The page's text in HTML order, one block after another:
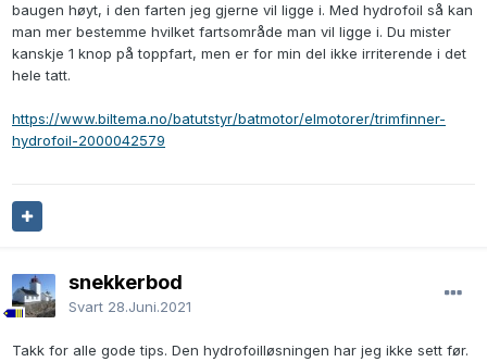
baugen høyt, i den farten jeg gjerne vil ligge i. Med hydrofoil så kan
man mer bestemme hvilket fartsområde man vil ligge i. Du mister
kanskje 1 knop på toppfart, men er for min del ikke irriterende i det
hele tatt.
https://www.biltema.no/batutstyr/batmotor/elmotorer/trimfinner-
hydrofoil-2000042579
snekkerbod
Svart 28.Juni.2021
Takk for alle gode tips. Den hydrofoilløsningen har jeg ikke sett før.